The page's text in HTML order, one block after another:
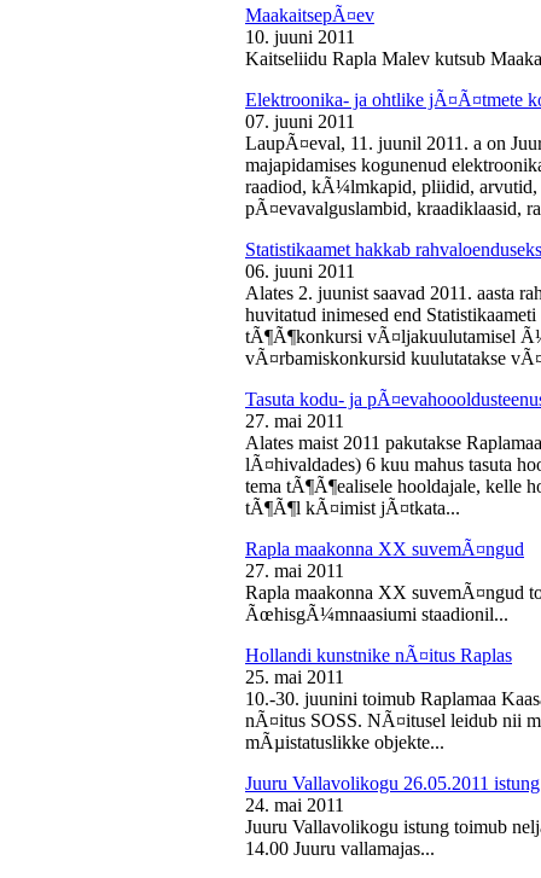
MaakaitsepÃ¤ev
10. juuni 2011
Kaitseliidu Rapla Malev kutsub
Elektroonika- ja ohtlike jÃ¤Ã¤tmete
07. juuni 2011
LaupÃ¤eval, 11. juunil 2011. a on
majapidamises kogunenud
raadiod, kÃ¼lmkapid, pliidid,
pÃ¤evavalguslambid, kraadiklaasid,
Statistikaamet hakkab
06. juuni 2011
Alates 2. juunist saavad 2011. aasta
huvitatud inimesed end
tÃ¶Ã¶konkursi vÃ¤ljakuulutamisel
vÃ¤rbamiskonkursid kuulutatakse
Tasuta kodu- ja
27. mai 2011
Alates maist 2011 pakutakse
lÃ¤hivaldades) 6 kuu mahus tasuta
tema tÃ¶Ã¶ealisele hooldajale, kelle
tÃ¶Ã¶l kÃ¤imist jÃ¤tkata...
Rapla maakonna XX suvemÃ¤ngud
27. mai 2011
Rapla maakonna XX suvemÃ¤ngud
ÃœhisgÃ¼mnaasiumi staadionil...
Hollandi kunstnike nÃ¤itus Raplas
25. mai 2011
10.-30. juunini toimub Raplamaa
nÃ¤itus SOSS. NÃ¤itusel leidub nii
mÃµistatuslikke objekte...
Juuru Vallavolikogu 26.05.2011 istung
24. mai 2011
Juuru Vallavolikogu istung toimub
14.00 Juuru vallamajas...